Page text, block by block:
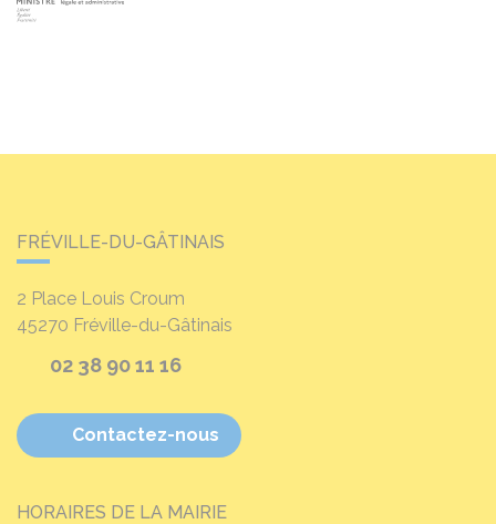
FRÉVILLE-DU-GÂTINAIS
2 Place Louis Croum
45270 Fréville-du-Gâtinais
02 38 90 11 16
Contactez-nous
HORAIRES DE LA MAIRIE